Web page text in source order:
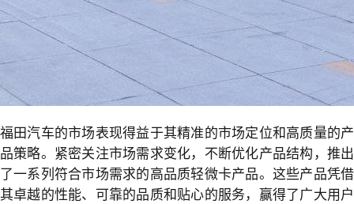
福田汽车的市场表现得益于其精准的市场定位和高质量的产
品策略。紧密关注市场需求变化，不断优化产品结构，推出
了一系列符合市场需求的高品质轻微卡产品。这些产品凭借
其卓越的性能、可靠的品质和贴心的服务，赢得了广大用户